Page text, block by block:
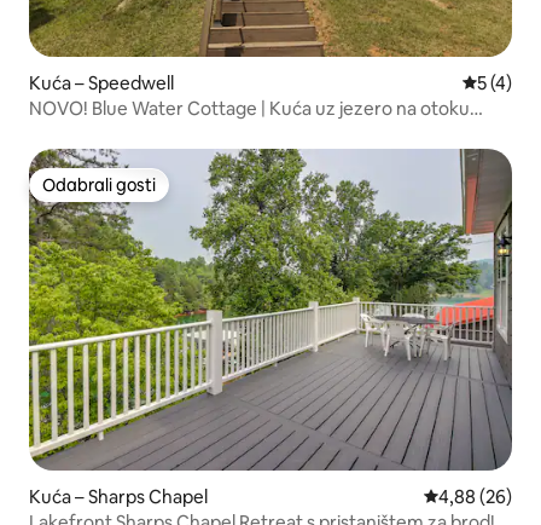
Kuća – Speedwell
5 (4)
NOVO! Blue Water Cottage | Kuća uz jezero na otoku
Odabrali gosti
Odabrali gosti
Kuća – Sharps Chapel Prosječna
4,88 (26)